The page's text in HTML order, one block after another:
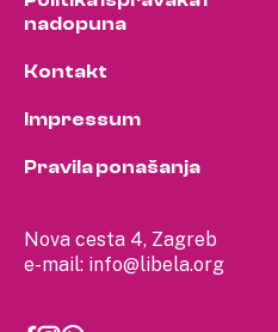
Nova cesta 4, Zagreb
e-mail: info@libela.org
nadopuna
Kontakt
Impressum
Pravila ponašanja